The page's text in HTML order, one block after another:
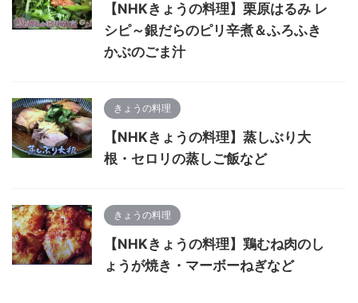
【NHKきょうの料理】栗原はるみ レ
シピ～銀だらのピリ辛煮＆ふろふき
かぶのごま汁
きょうの料理
【NHKきょうの料理】蒸しぶり大
根・セロリの蒸しご飯など
きょうの料理
【NHKきょうの料理】鶏むね肉のし
ょうが焼き・マーボーねぎなど